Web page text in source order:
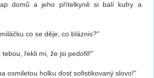
domů a jeho přítelkyně si balí kufry a
co se děje, co bláznis?"
tebou, řekli mi, že jsi pedofil!"
osmiletou holku dost sofistikovaný slovo!"